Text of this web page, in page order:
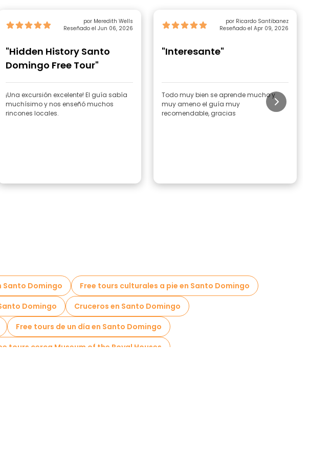
por Meredith Wells
Reseñado el Jun 06, 2026
"Hidden History Santo
Domingo Free Tour"
¡Una excursión excelente! El guía sabía
muchísimo y nos enseñó muchos
rincones locales.
por Ricardo Santibanez
Reseñado el Apr 09, 2026
"Interesante"
Todo muy bien se aprende mucho y
muy ameno el guía muy
recomendable, gracias
Santo Domingo
Free tours culturales a pie en Santo Domingo
Domingo
Cruceros en Santo Domingo
Free tours de un día en Santo Domingo
tours cerca Museum of the Royal Houses